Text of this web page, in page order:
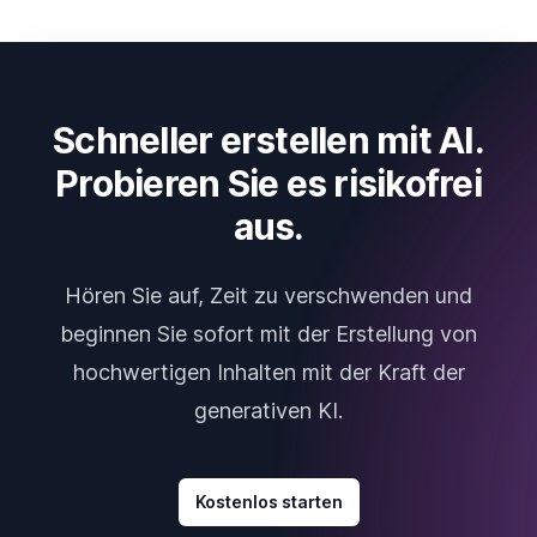
Schneller erstellen mit AI.
Probieren Sie es risikofrei
aus.
Hören Sie auf, Zeit zu verschwenden und
beginnen Sie sofort mit der Erstellung von
hochwertigen Inhalten mit der Kraft der
generativen KI.
Kostenlos starten